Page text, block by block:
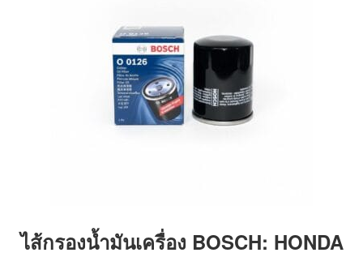
สั่งซื้อและชำระเงิน
ไส้กรองน้ำมันเครื่อง BOSCH: HONDA